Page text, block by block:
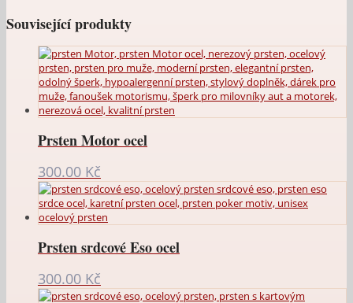
Související produkty
Prsten Motor ocel
300.00 Kč
Prsten srdcové Eso ocel
300.00 Kč